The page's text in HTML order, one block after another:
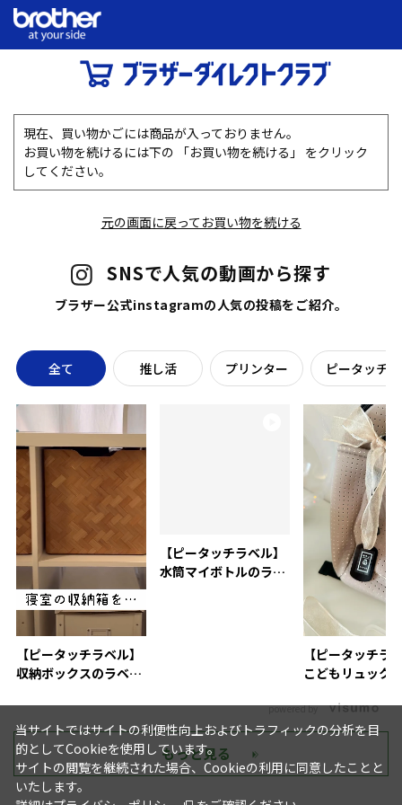
現在、買い物かごには商品が入っておりません。
お買い物を続けるには下の 「お買い物を続ける」 をクリック
してください。
元の画面に戻ってお買い物を続ける
SNSで人気の動画から探す
ブラザー公式instagramの人気の投稿をご紹介。
全て 推し活 プリンター ピータッチ
【ピータッチラベル】
収納ボックスのラベリ
【ピータッチラベル】
水筒マイボトルのラベ
【ピータッチラ
こどもリュック
powered by
もっと見る
当サイトではサイトの利便性向上およびトラフィックの分析を目
的としてCookieを使用しています。
サイトの閲覧を継続された場合、Cookieの利用に同意したことと
いたします。